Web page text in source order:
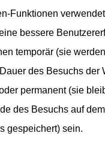
Funktionen
bessere
temporär (sie
des Besuchs der
permanent (sie
des Besuchs auf
gespeichert) sein.